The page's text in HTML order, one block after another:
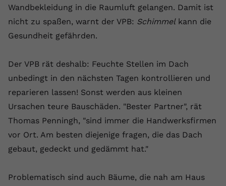
Wandbekleidung in die Raumluft gelangen. Damit ist
nicht zu spaßen, warnt der VPB: Schimmelkann die
Gesundheit gefährden.
Der VPB rät deshalb: Feuchte Stellen im Dach
unbedingt in den nächsten Tagen kontrollieren und
reparieren lassen! Sonst werden aus kleinen
Ursachen teure Bauschäden. "Bester Partner", rät
Thomas Penningh, "sind immer die Handwerksfirmen
vor Ort. Am besten diejenige fragen, die das Dach
gebaut, gedeckt und gedämmt hat."
Problematisch sind auch Bäume, die nah am Haus
Zweck
YouTube setzt diesen Cookie, um die
Videopräferenzen des Nutzers zu
speichern, der eingebettete YouTube-